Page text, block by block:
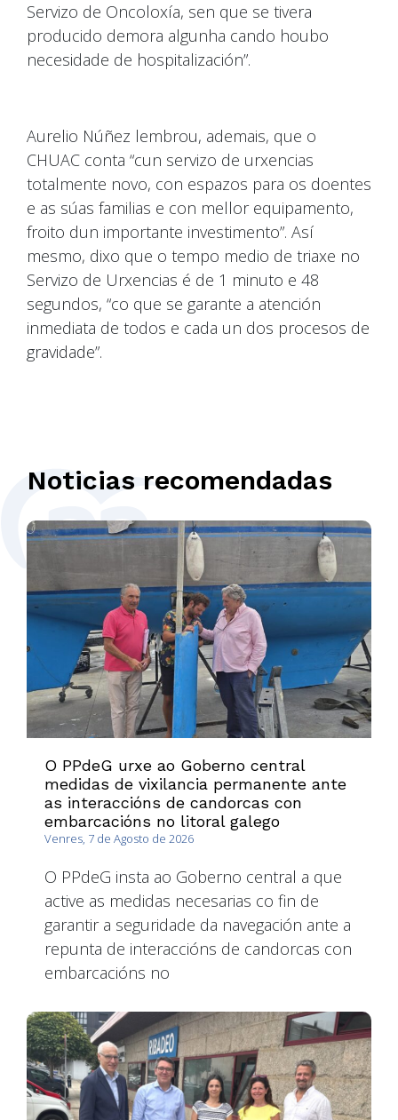
Servizo de Oncoloxía, sen que se tivera
producido demora algunha cando houbo
necesidade de hospitalización”.
Aurelio Núñez lembrou, ademais, que o
CHUAC conta “cun servizo de urxencias
totalmente novo, con espazos para os doentes
e as súas familias e con mellor equipamento,
froito dun importante investimento”. Así
mesmo, dixo que o tempo medio de triaxe no
Servizo de Urxencias é de 1 minuto e 48
segundos, “co que se garante a atención
inmediata de todos e cada un dos procesos de
gravidade”.
Noticias recomendadas
O PPdeG urxe ao Goberno central
medidas de vixilancia permanente ante
as interaccións de candorcas con
embarcacións no litoral galego
Venres, 7 de Agosto de 2026
O PPdeG insta ao Goberno central a que
active as medidas necesarias co fin de
garantir a seguridade da navegación ante a
repunta de interaccións de candorcas con
embarcacións no